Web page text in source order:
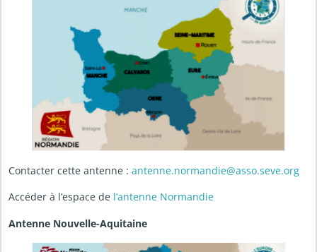
Contacter cette antenne : antenne.normandie@asso.seve.org
Accéder à l’espace de l’antenne Normandie
Antenne Nouvelle-Aquitaine